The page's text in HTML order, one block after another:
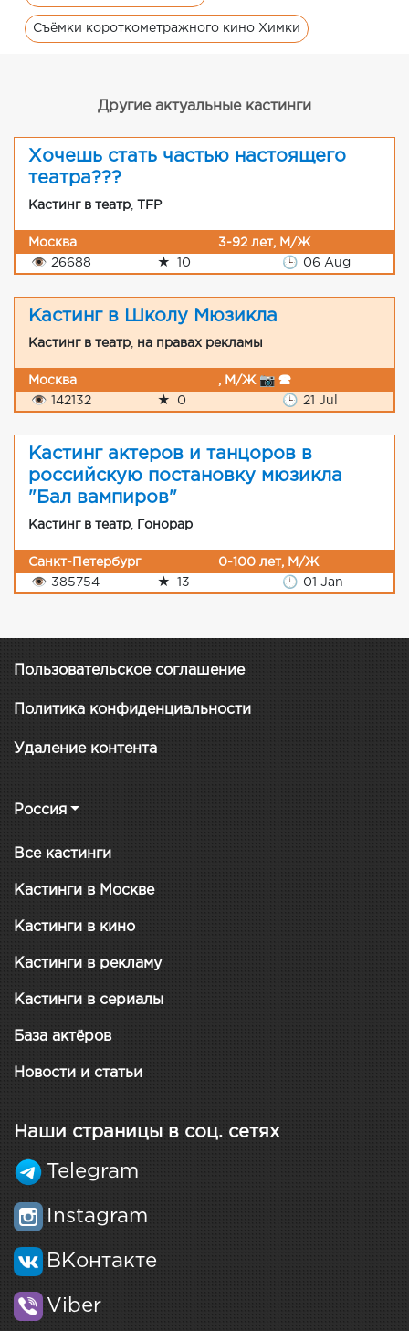
Съёмки короткометражного кино Химки
Другие актуальные кастинги
Хочешь стать частью настоящего
театра???
Кастинг в театр TFP
Москва
3-92 лет, М/Ж
👁 26688 ★ 10 🕒 06 Aug
Кастинг в Школу Мюзикла
Кастинг в театр на правах рекламы
Москва
, М/Ж 📷 🕿
👁 142132 ★ 0 🕒 21 Jul
Кастинг актеров и танцоров в
российскую постановку мюзикла
"Бал вампиров"
Кастинг в театр Гонорар
Санкт-Петербург
0-100 лет, М/Ж
👁 385754 ★ 13 🕒 01 Jan
Пользовательское соглашение
Политика конфиденциальности
Удаление контента
Россия
Все кастинги
Кастинги в Москве
Кастинги в кино
Кастинги в рекламу
Кастинги в сериалы
База актёров
Новости и статьи
Наши страницы в соц. сетях
Telegram
Instagram
ВКонтакте
Viber